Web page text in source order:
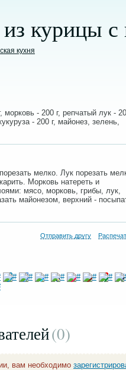
курицы с
кухня
- 200 г, репчатый лук -
- 200 г, майонез, зелень,
мелко. Лук порезать
Морковь натереть и
мясо, морковь, грибы, лук,
майонезом, верхний -
Отправить другу
(0)
вам необходимо